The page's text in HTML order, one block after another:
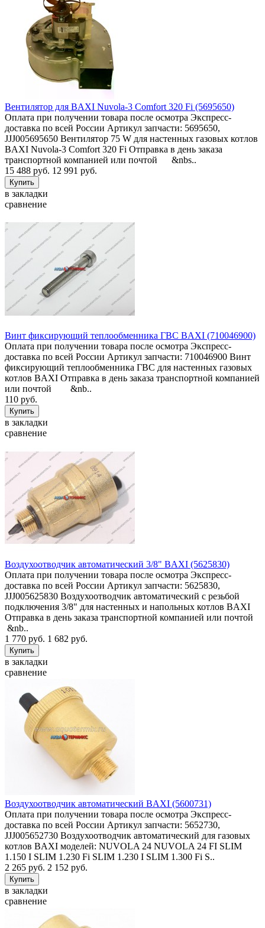
Вентилятор для BAXI Nuvola-3 Comfort 320 Fi (5695650)
Оплата при получении товара после осмотра Экспресс-
доставка по всей России Артикул запчасти: 5695650,
JJJ005695650 Вентилятор 75 W для настенных газовых котлов
BAXI Nuvola-3 Comfort 320 Fi Отправка в день заказа
транспортной компанией или почтой &nbs..
15 488 руб. 12 991 руб.
в закладки
сравнение
Винт фиксирующий теплообменника ГВС BAXI (710046900)
Оплата при получении товара после осмотра Экспресс-
доставка по всей России Артикул запчасти: 710046900 Винт
фиксирующий теплообменника ГВС для настенных газовых
котлов BAXI Отправка в день заказа транспортной компанией
или почтой &nb..
110 руб.
в закладки
сравнение
Воздухоотводчик автоматический 3/8" BAXI (5625830)
Оплата при получении товара после осмотра Экспресс-
доставка по всей России Артикул запчасти: 5625830,
JJJ005625830 Воздухоотводчик автоматический с резьбой
подключения 3/8" для настенных и напольных котлов BAXI
Отправка в день заказа транспортной компанией или почтой
&nb..
1 770 руб. 1 682 руб.
в закладки
сравнение
Воздухоотводчик автоматический BAXI (5600731)
Оплата при получении товара после осмотра Экспресс-
доставка по всей России Артикул запчасти: 5652730,
JJJ005652730 Воздухоотводчик автоматический для газовых
котлов BAXI моделей: NUVOLA 24 NUVOLA 24 FI SLIM
1.150 I SLIM 1.230 Fi SLIM 1.230 I SLIM 1.300 Fi S..
2 265 руб. 2 152 руб.
в закладки
сравнение